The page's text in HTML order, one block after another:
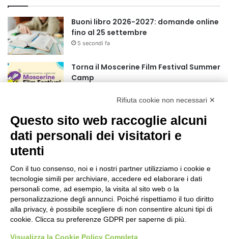
Buoni libro 2026-2027: domande online
fino al 25 settembre
5 secondi fa
Torna il Moscerine Film Festival Summer
Camp
edizione
2 ore fa
valanga verso le semifinali
19 ore fa
Stadio Olimpico, definito il piano
mobilità 2026-27
23 ore fa
Rifiuta cookie non necessari ✕
Questo sito web raccoglie alcuni
dati personali dei visitatori e
utenti
Con il tuo consenso, noi e i nostri partner utilizziamo i cookie e
tecnologie simili per archiviare, accedere ed elaborare i dati
personali come, ad esempio, la visita al sito web o la
personalizzazione degli annunci. Poiché rispettiamo il tuo diritto
alla privacy, è possibile scegliere di non consentire alcuni tipi di
cookie. Clicca su preferenze GDPR per saperne di più.
Visualizza la Cookie Policy Completa